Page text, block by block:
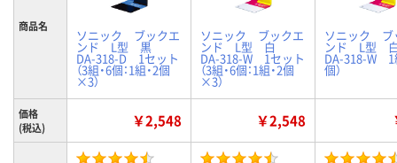
商品名
ソニック ブックエ
ンド L型 黒
DA-318-D 1セット
（3組・6個：1組・2個
×3）
ソニック ブックエ
ンド L型 白
DA-318-W 1セット
（3組・6個：1組・2個
×3）
ソニック ブ
ンド L型
DA-318-W 1
個）
価格
(税込)
￥2,548 ￥2,548